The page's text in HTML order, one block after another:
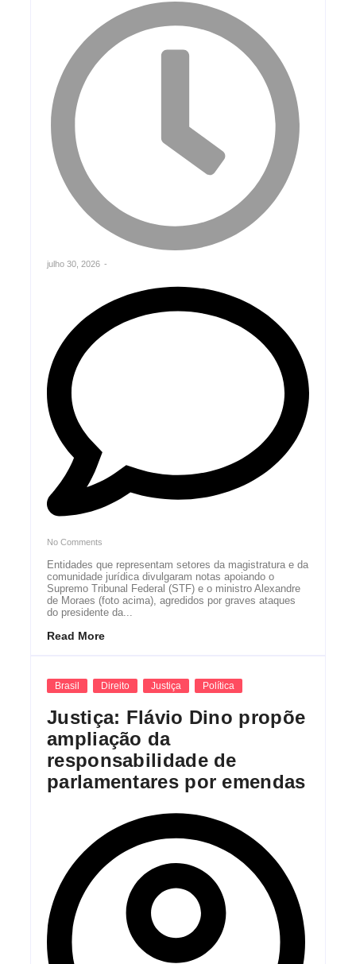
julho 30, 2026 -
No Comments
Entidades que representam setores da magistratura e da
comunidade jurídica divulgaram notas apoiando o
Supremo Tribunal Federal (STF) e o ministro Alexandre
de Moraes (foto acima), agredidos por graves ataques
do presidente da...
Read More
Brasil Direito Justiça Política
Justiça: Flávio Dino propõe
ampliação da
responsabilidade de
parlamentares por emendas